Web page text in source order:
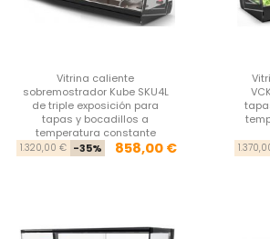
Vitrina caliente
sobremostrador Kube SKU4L
de triple exposición para
tapas y bocadillos a
temperatura constante
Precio base
1.320,00 € -35% Precio
858,00 €